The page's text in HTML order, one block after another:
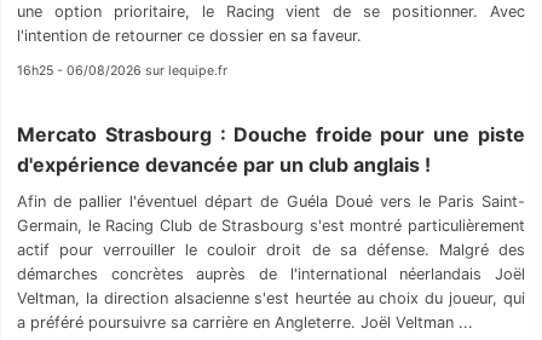
une option prioritaire, le Racing vient de se positionner. Avec
l'intention de retourner ce dossier en sa faveur.
16h25 - 06/08/2026 sur lequipe.fr
Mercato Strasbourg : Douche froide pour une piste
d'expérience devancée par un club anglais !
Afin de pallier l'éventuel départ de Guéla Doué vers le Paris Saint-
Germain, le Racing Club de Strasbourg s'est montré particulièrement
actif pour verrouiller le couloir droit de sa défense. Malgré des
démarches concrètes auprès de l'international néerlandais Joël
Veltman, la direction alsacienne s'est heurtée au choix du joueur, qui
a préféré poursuivre sa carrière en Angleterre. Joël Veltman ...